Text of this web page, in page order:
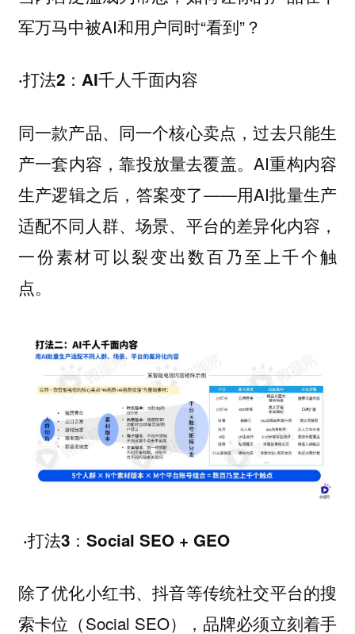
军万马中被AI和用户同时“看到”？
·打法2：AI千人千面内容
同一款产品、同一个核心卖点，过去只能生
产一套内容，靠投放量去覆盖。AI重构内容
生产逻辑之后，答案变了——用AI批量生产
适配不同人群、场景、平台的差异化内容，
一份素材可以裂变出数百乃至上千个触
点。
·打法3：Social SEO + GEO
除了优化小红书、抖音等传统社交平台的搜
索卡位（Social SEO），品牌必须立刻着手